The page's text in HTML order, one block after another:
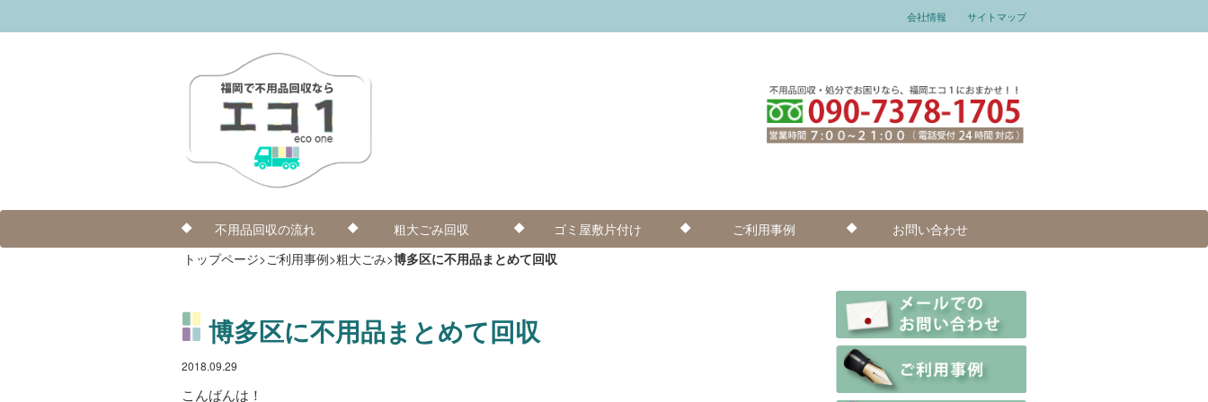
会社情報 サイトマップ
不用品回収の流れ 粗大ごみ回収 ゴミ屋敷片付け ご利用事例
お問い合わせ
トップページ>ご利用事例>粗大ごみ>博多区に不用品まとめて回収
博多区に不用品まとめて回収
2018.09.29
こんばんは！